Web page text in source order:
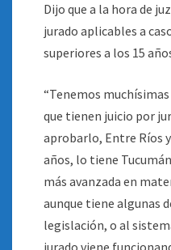
Dijo que a la hora de
jurado aplicables a
superiores a los 15
“Tenemos
que tienen juicio por
aprobarlo, Entre Ríos
años, lo tiene
más avanzada en
aunque tiene algunas
legislación, o al
jurado viene